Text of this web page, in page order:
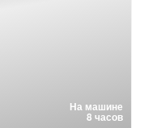
На машине
8 часов